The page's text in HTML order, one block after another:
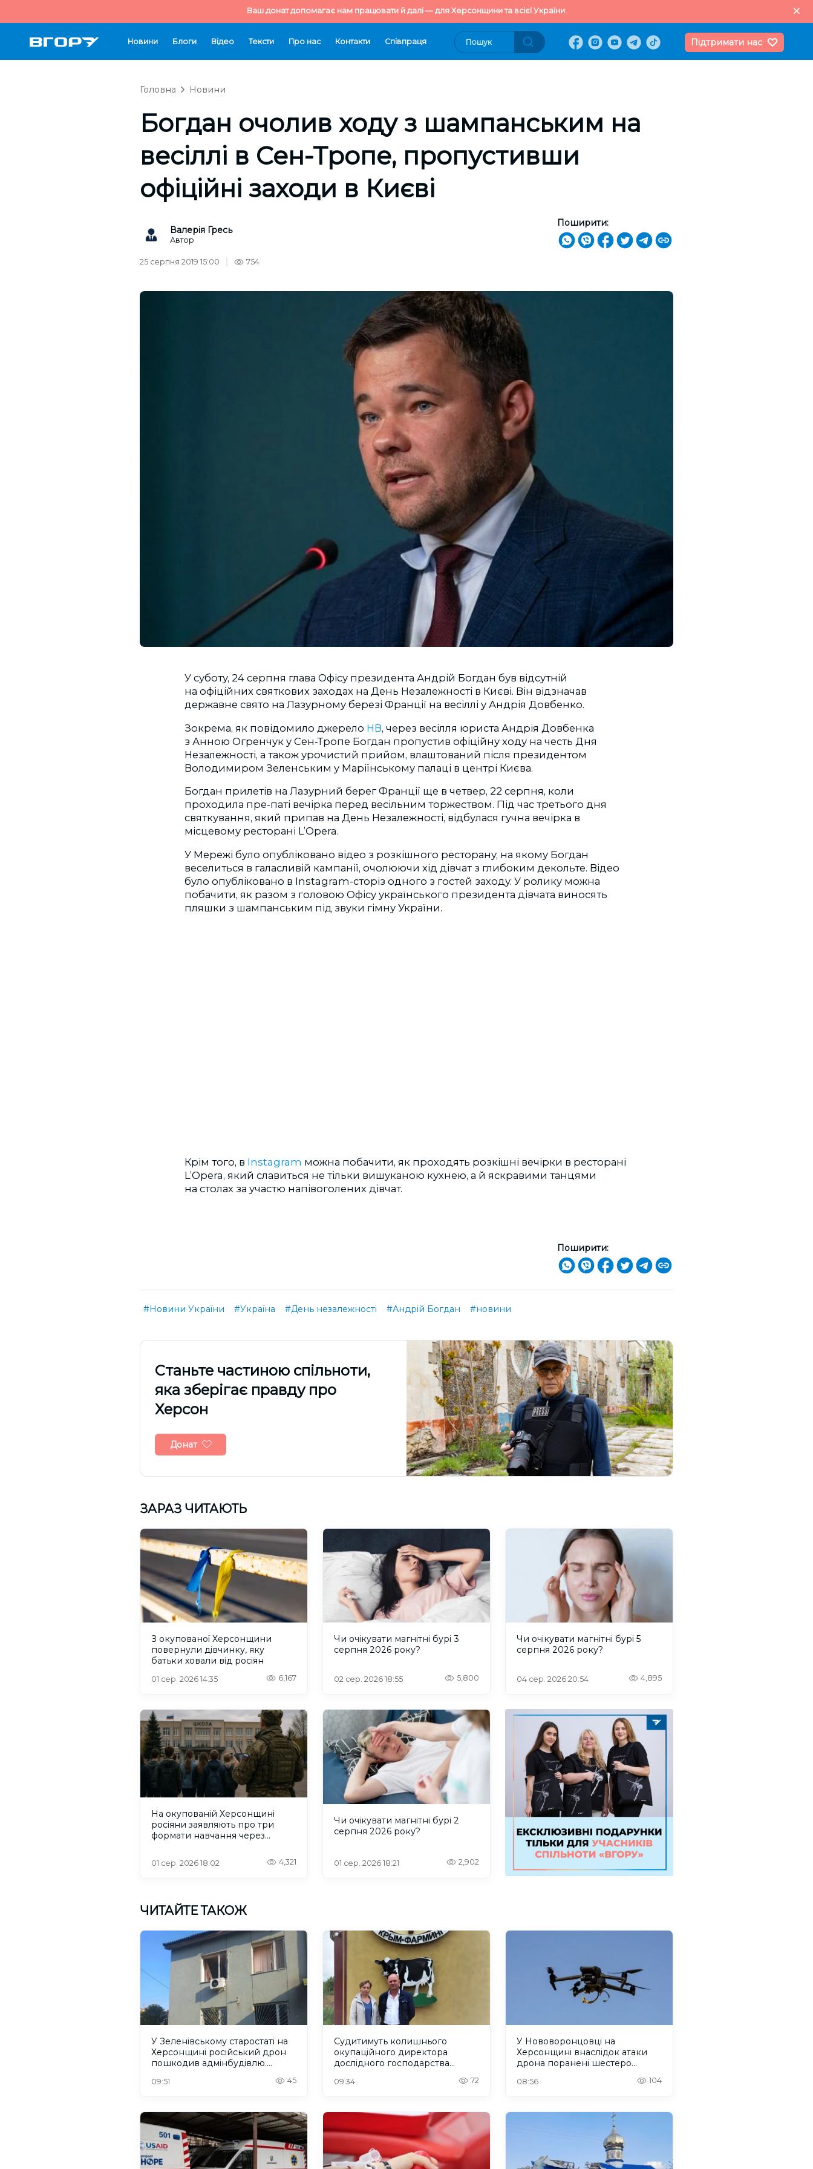
Ваш донат допомагає нам працювати й далі — для Херсонщини та всієї України.
Новини Блоги Відео Тексти Про нас Контакти Cпівпраця Підтримати нас
Головна Новини
Богдан очолив ходу з шампанським на
весіллі в Сен-Тропе, пропустивши
офіційні заходи в Києві
Валерія Гресь
Автор
Поширити:
25 серпня 2019 15:00 754
У суботу, 24 серпня глава Офісу президента Андрій Богдан був відсутній
на офіційних святкових заходах на День Незалежності в Києві. Він відзначав
державне свято на Лазурному березі Франції на весіллі у Андрія Довбенко.
Зокрема, як повідомило джерело НВ, через весілля юриста Андрія Довбенка
з Анною Огренчук у Сен-Тропе Богдан пропустив офіційну ходу на честь Дня
Незалежності, а також урочистий прийом, влаштований після президентом
Володимиром Зеленським у Маріїнському палаці в центрі Києва.
Богдан прилетів на Лазурний берег Франції ще в четвер, 22 серпня, коли
проходила пре-паті вечірка перед весільним торжеством. Під час третього дня
святкування, який припав на День Незалежності, відбулася гучна вечірка в
місцевому ресторані L’Opera.
У Мережі було опубліковано відео з розкішного ресторану, на якому Богдан
веселиться в галасливій кампанії, очолюючи хід дівчат з глибоким декольте. Відео
було опубліковано в Instagram-сторіз одного з гостей заходу. У ролику можна
побачити, як разом з головою Офісу українського президента дівчата виносять
пляшки з шампанським під звуки гімну України.
Крім того, в Instagram можна побачити, як проходять розкішні вечірки в ресторані
L’Opera, який славиться не тільки вишуканою кухнею, а й яскравими танцями
на столах за участю напівоголених дівчат.
Поширити:
#Новини України #Україна #День незалежності #Андрій Богдан #новини
Cтаньте частиною спільноти,
яка зберігає правду про
Херсон
Донат
ЗАРАЗ ЧИТАЮТЬ
З окупованої Херсонщини
повернули дівчинку, яку
батьки ховали від росіян
01 сер. 2026 14:35 6,167
Чи очікувати магнітні бурі 3
серпня 2026 року?
02 сер. 2026 18:55 5,800
Чи очікувати магнітні бурі 5
серпня 2026 року?
04 сер. 2026 20:54 4,895
На окупованій Херсонщині
росіяни заявляють про три
формати навчання через
01 сер. 2026 18:02 4,321
Чи очікувати магнітні бурі 2
серпня 2026 року?
01 сер. 2026 18:21 2,902
ЧИТАЙТЕ ТАКОЖ
У Зеленівському старостаті на
Херсонщині російський дрон
пошкодив адмінбудівлю.
09:51 45
Судитимуть колишнього
окупаційного директора
дослідного господарства
09:34 72
У Нововоронцовці на
Херсонщині внаслідок атаки
дрона поранені шестеро
08:56 104